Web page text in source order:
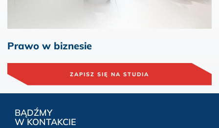
Prawo w biznesie
ZAPISZ SIĘ NA STUDIA
BĄDŹMY
W KONTAKCIE